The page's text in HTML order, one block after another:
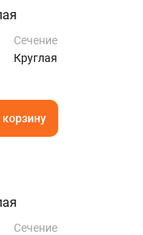
Сечение
Круглая
корзину
Сечение